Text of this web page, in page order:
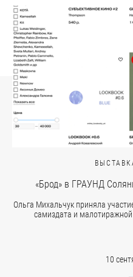
«Брод» в ГРАУНД
Ольга Михальчук приняла
самиздата и
10